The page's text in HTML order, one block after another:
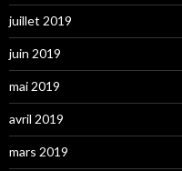
juillet 2019
juin 2019
mai 2019
avril 2019
mars 2019